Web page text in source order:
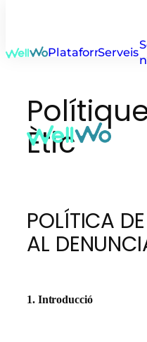
PlataformaServeis
Ètic
POLÍTICA
AL
1. Introducció